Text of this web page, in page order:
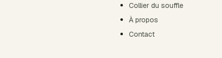
Collier du souffle
À propos
Contact